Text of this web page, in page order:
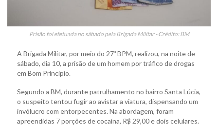
Prisão foi efetuada no sábado pela Brigada Militar - Crédito: BM
A Brigada Militar, por meio do 27º BPM, realizou, na noite de
sábado, dia 10, a prisão de um homem por tráfico de drogas
em Bom Princípio.
Segundo a BM, durante patrulhamento no bairro Santa Lúcia,
o suspeito tentou fugir ao avistar a viatura, dispensando um
invólucro com entorpecentes. Na abordagem, foram
apreendidas 7 porções de cocaína, R$ 29,00 e dois celulares.